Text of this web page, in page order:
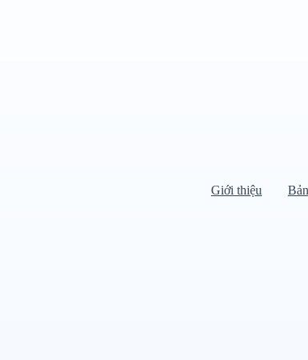
Giới thiệu